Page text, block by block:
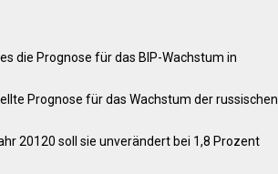
die Prognose für das BIP-Wachstum in
Prognose für das Wachstum der russischen
20120 soll sie unverändert bei 1,8 Prozent